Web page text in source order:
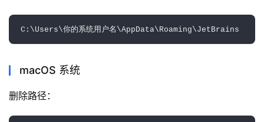
macOS 系统
删除路径：